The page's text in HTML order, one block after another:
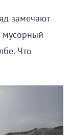
замечают
мусорный
Что